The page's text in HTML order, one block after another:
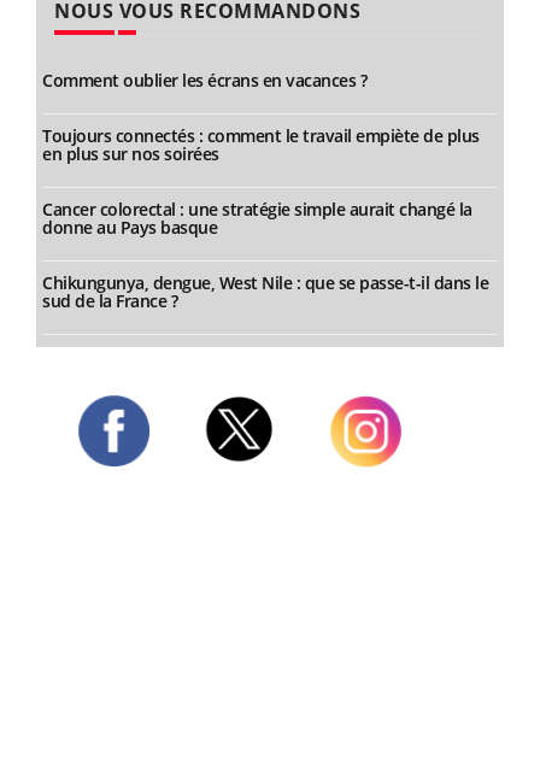
NOUS VOUS RECOMMANDONS
Comment oublier les écrans en vacances ?
Toujours connectés : comment le travail empiète de plus
en plus sur nos soirées
Cancer colorectal : une stratégie simple aurait changé la
donne au Pays basque
Chikungunya, dengue, West Nile : que se passe-t-il dans le
sud de la France ?